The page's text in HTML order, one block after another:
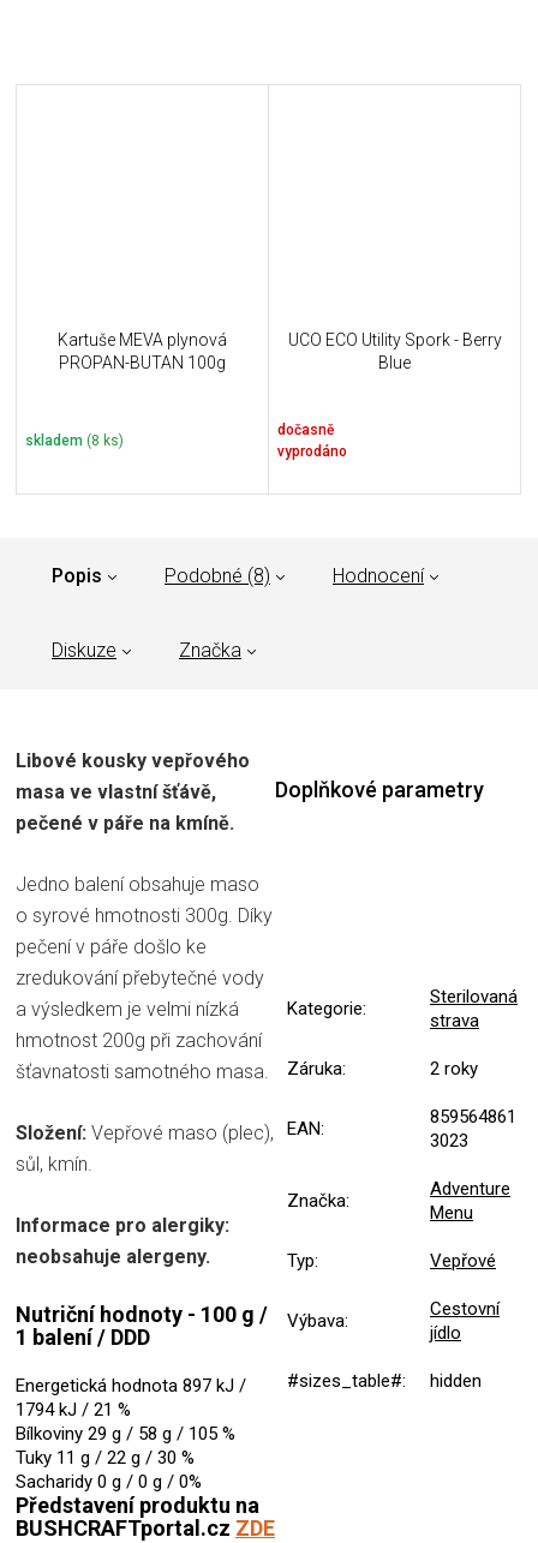
Kartuše MEVA plynová
PROPAN-BUTAN 100g
skladem (8 ks)
UCO ECO Utility Spork - Berry
Blue
dočasně
vyprodáno
Popis Podobné (8) Hodnocení
Diskuze Značka
Libové kousky vepřového
masa ve vlastní šťávě,
pečené v páře na kmíně.
Jedno balení obsahuje maso
o syrové hmotnosti 300g. Díky
pečení v páře došlo ke
zredukování přebytečné vody
a výsledkem je velmi nízká
hmotnost 200g při zachování
šťavnatosti samotného masa.
Složení: Vepřové maso (plec),
sůl, kmín.
Informace pro alergiky:
neobsahuje alergeny.
Nutriční hodnoty - 100 g /
1 balení / DDD
Energetická hodnota 897 kJ /
1794 kJ / 21 %
Bílkoviny 29 g / 58 g / 105 %
Tuky 11 g / 22 g / 30 %
Sacharidy 0 g / 0 g / 0%
Představení produktu na
BUSHCRAFTportal.cz ZDE
Doplňkové parametry
Kategorie:
Sterilovaná
strava
Záruka: 2 roky
EAN:
859564861
3023
Značka:
Adventure
Menu
Typ: Vepřové
Výbava:
Cestovní
jídlo
#sizes_table#: hidden